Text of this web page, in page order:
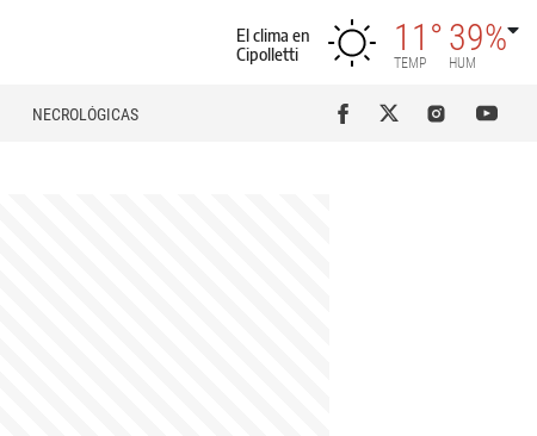
El clima en
Cipolletti
11°
TEMP
39%
HUM
NECROLÓGICAS